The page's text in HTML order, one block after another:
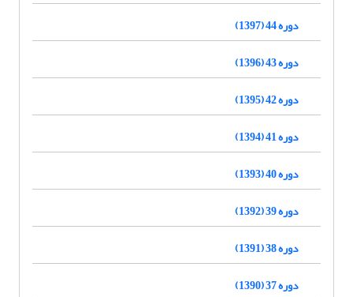
دوره 44 (1397)
دوره 43 (1396)
دوره 42 (1395)
دوره 41 (1394)
دوره 40 (1393)
دوره 39 (1392)
دوره 38 (1391)
دوره 37 (1390)